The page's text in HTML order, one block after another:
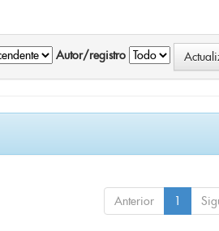
Autor/registro
Anterior 1